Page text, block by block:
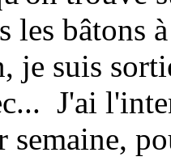
les bâtons
je suis
J'ai
semaine,